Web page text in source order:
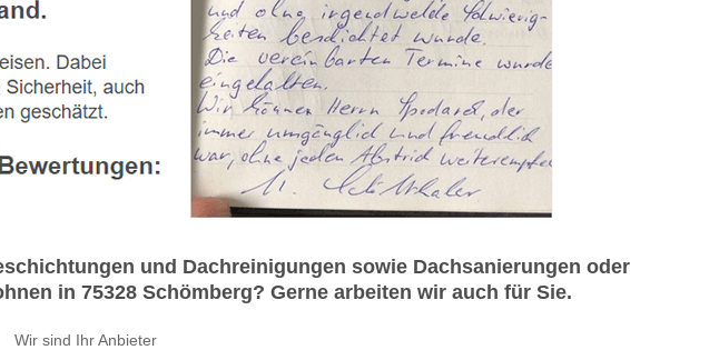
und Dachreinigungen sowie Dachsanierungen oder
in 75328 Schömberg? Gerne arbeiten wir auch für Sie.
Wir sind Ihr Anbieter